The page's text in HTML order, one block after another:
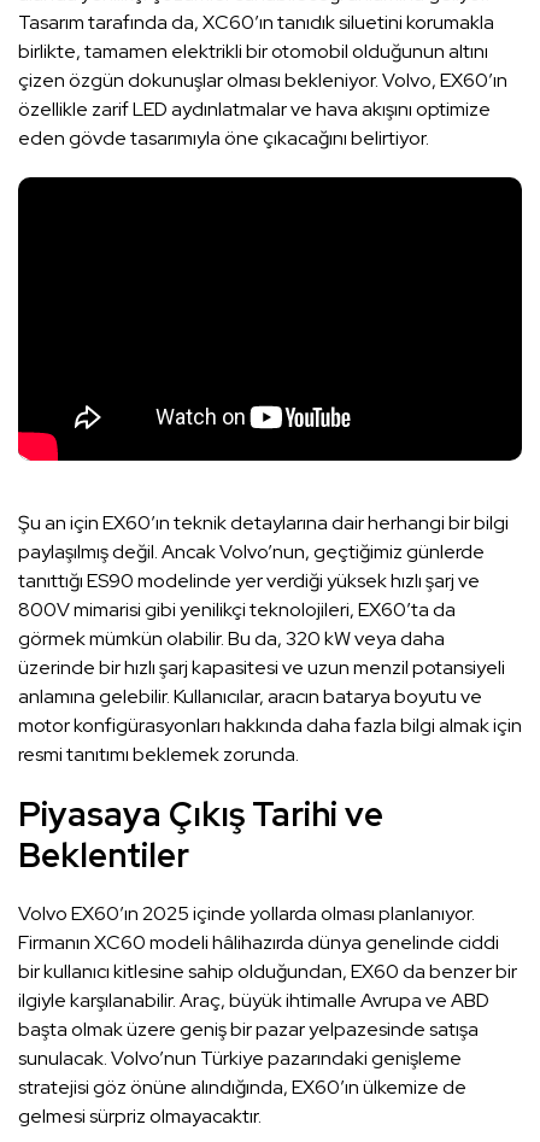
Tasarım tarafında da, XC60’ın tanıdık siluetini korumakla
birlikte, tamamen elektrikli bir otomobil olduğunun altını
çizen özgün dokunuşlar olması bekleniyor. Volvo, EX60’ın
özellikle zarif LED aydınlatmalar ve hava akışını optimize
eden gövde tasarımıyla öne çıkacağını belirtiyor.
Şu an için EX60’ın teknik detaylarına dair herhangi bir bilgi
paylaşılmış değil. Ancak Volvo’nun, geçtiğimiz günlerde
tanıttığı ES90 modelinde yer verdiği yüksek hızlı şarj ve
800V mimarisi gibi yenilikçi teknolojileri, EX60’ta da
görmek mümkün olabilir. Bu da, 320 kW veya daha
üzerinde bir hızlı şarj kapasitesi ve uzun menzil potansiyeli
anlamına gelebilir. Kullanıcılar, aracın batarya boyutu ve
motor konfigürasyonları hakkında daha fazla bilgi almak için
resmi tanıtımı beklemek zorunda.
Piyasaya Çıkış Tarihi ve
Beklentiler
Volvo EX60’ın 2025 içinde yollarda olması planlanıyor.
Firmanın XC60 modeli hâlihazırda dünya genelinde ciddi
bir kullanıcı kitlesine sahip olduğundan, EX60 da benzer bir
ilgiyle karşılanabilir. Araç, büyük ihtimalle Avrupa ve ABD
başta olmak üzere geniş bir pazar yelpazesinde satışa
sunulacak. Volvo’nun Türkiye pazarındaki genişleme
stratejisi göz önüne alındığında, EX60’ın ülkemize de
gelmesi sürpriz olmayacaktır.